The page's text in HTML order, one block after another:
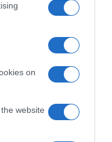
on
website